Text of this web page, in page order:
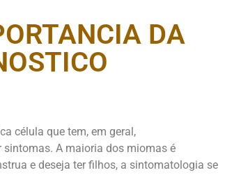
DA
célula que tem, em geral,
A maioria dos miomas é
e deseja ter filhos, a sintomatologia se